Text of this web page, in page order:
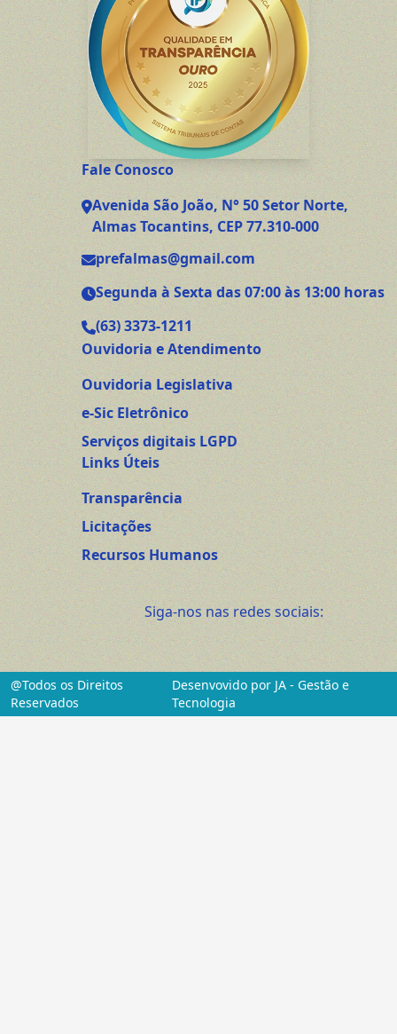
Fale Conosco
Avenida São João, N° 50 Setor Norte,
Almas Tocantins, CEP 77.310-000
prefalmas@gmail.com
Segunda à Sexta das 07:00 às 13:00 horas
(63) 3373-1211
Ouvidoria e Atendimento
Ouvidoria Legislativa
e-Sic Eletrônico
Serviços digitais LGPD
Links Úteis
Transparência
Licitações
Recursos Humanos
Siga-nos nas redes sociais:
@Todos os Direitos
Reservados
Desenvovido por JA - Gestão e
Tecnologia